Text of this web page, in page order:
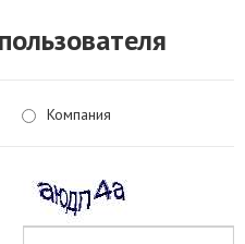
Компания